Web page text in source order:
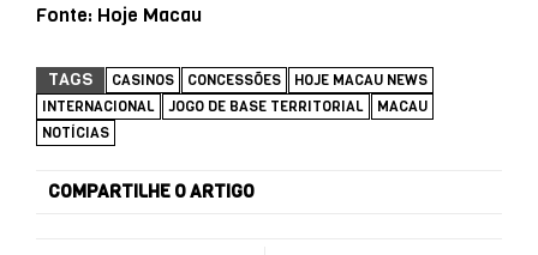
Fonte: Hoje Macau
TAGS CASINOS CONCESSÕES
HOJE MACAU NEWS
INTERNACIONAL
JOGO DE BASE TERRITORIAL
MACAU
NOTÍCIAS
COMPARTILHE O ARTIGO